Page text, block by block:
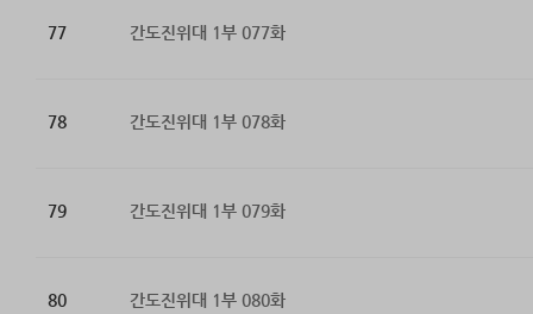
77 간도진위대 1부 077화
78 간도진위대 1부 078화
79 간도진위대 1부 079화
80 간도진위대 1부 080화